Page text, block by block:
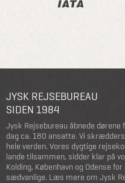
JYSK REJSEBUREAU
SIDEN 1984
Jysk Rejsebureau åbnede
dag ca. 180 ansatte. Vi
hele verden. Vores dygtige
lande tilsammen, sidder klar på
Kolding, København og Odense
sædvanlige. Læs mere om Jysk